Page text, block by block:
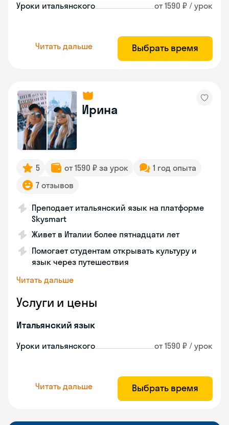
Уроки итальянского от 1590 ₽ / урок
Читать дальше Выбрать время
Ирина
5 от 1590 ₽ за урок
1 год опыта
7 отзывов
Преподает итальянский язык на платформе
Skysmart
Живет в Италии более пятнадцати лет
Помогает студентам открывать культуру и
язык через путешествия
Читать дальше
Услуги и цены
Итальянский язык
Уроки итальянского от 1590 ₽ / урок
Читать дальше Выбрать время